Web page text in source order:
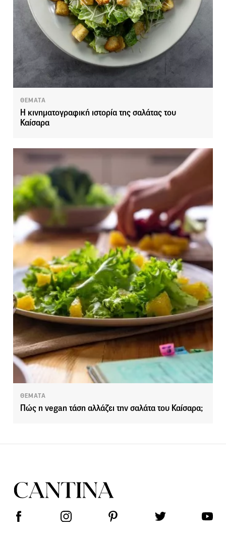
ΘΕΜΑΤΑ
Η κινηματογραφική ιστορία της σαλάτας του
Καίσαρα
ΘΕΜΑΤΑ
Πώς η vegan τάση αλλάζει την σαλάτα του Καίσαρα;